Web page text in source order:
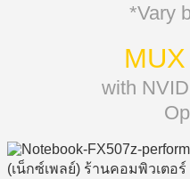
*Vary
with